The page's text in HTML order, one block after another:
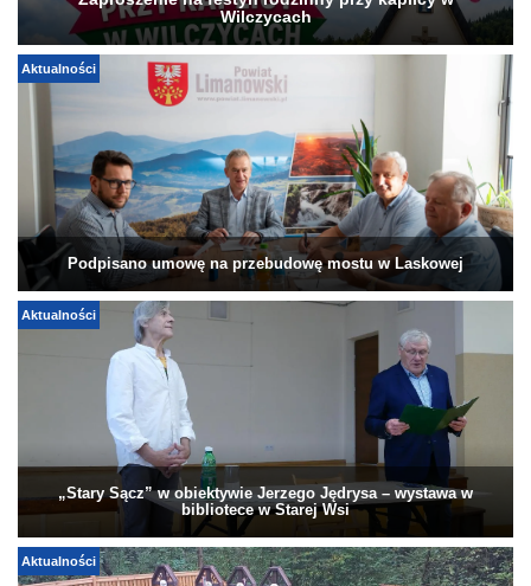
Wilczycach
Aktualności
Podpisano umowę na przebudowę mostu w Laskowej
Aktualności
„Stary Sącz” w obiektywie Jerzego Jędrysa – wystawa w
bibliotece w Starej Wsi
Aktualności